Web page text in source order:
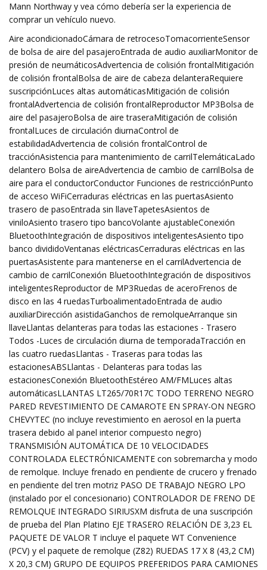
Mann Northway y vea cómo debería ser la experiencia de
comprar un vehículo nuevo.
Aire acondicionadoCámara de retrocesoTomacorrienteSensor
de bolsa de aire del pasajeroEntrada de audio auxiliarMonitor de
presión de neumáticosAdvertencia de colisión frontalMitigación
de colisión frontalBolsa de aire de cabeza delanteraRequiere
suscripciónLuces altas automáticasMitigación de colisión
frontalAdvertencia de colisión frontalReproductor MP3Bolsa de
aire del pasajeroBolsa de aire traseraMitigación de colisión
frontalLuces de circulación diurnaControl de
estabilidadAdvertencia de colisión frontalControl de
tracciónAsistencia para mantenimiento de carrilTelemáticaLado
delantero Bolsa de aireAdvertencia de cambio de carrilBolsa de
aire para el conductorConductor Funciones de restricciónPunto
de acceso WiFiCerraduras eléctricas en las puertasAsiento
trasero de pasoEntrada sin llaveTapetesAsientos de
viniloAsiento trasero tipo bancoVolante ajustableConexión
BluetoothIntegración de dispositivos inteligentesAsiento tipo
banco divididoVentanas eléctricasCerraduras eléctricas en las
puertasAsistente para mantenerse en el carrilAdvertencia de
cambio de carrilConexión BluetoothIntegración de dispositivos
inteligentesReproductor de MP3Ruedas de aceroFrenos de
disco en las 4 ruedasTurboalimentadoEntrada de audio
auxiliarDirección asistidaGanchos de remolqueArranque sin
llaveLlantas delanteras para todas las estaciones - Trasero
Todos -Luces de circulación diurna de temporadaTracción en
las cuatro ruedasLlantas - Traseras para todas las
estacionesABSLlantas - Delanteras para todas las
estacionesConexión BluetoothEstéreo AM/FMLuces altas
automáticasLLANTAS LT265/70R17C TODO TERRENO NEGRO
PARED REVESTIMIENTO DE CAMAROTE EN SPRAY-ON NEGRO
CHEVYTEC (no incluye revestimiento en aerosol en la puerta
trasera debido al panel interior compuesto negro)
TRANSMISIÓN AUTOMÁTICA DE 10 VELOCIDADES
CONTROLADA ELECTRÓNICAMENTE con sobremarcha y modo
de remolque. Incluye frenado en pendiente de crucero y frenado
en pendiente del tren motriz PASO DE TRABAJO NEGRO LPO
(instalado por el concesionario) CONTROLADOR DE FRENO DE
REMOLQUE INTEGRADO SIRIUSXM disfruta de una suscripción
de prueba del Plan Platino EJE TRASERO RELACIÓN DE 3,23 EL
PAQUETE DE VALOR T incluye el paquete WT Convenience
(PCV) y el paquete de remolque (Z82) RUEDAS 17 X 8 (43,2 CM)
X 20,3 CM) GRUPO DE EQUIPOS PREFERIDOS PARA CAMIONES